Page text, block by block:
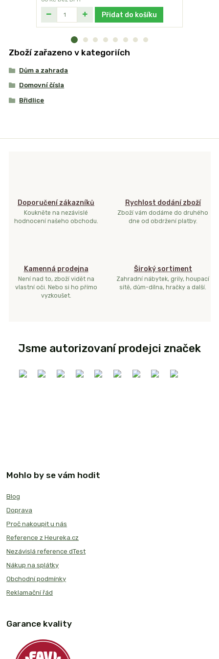
Přidat do košíku
Zboží zařazeno v kategoriích
Dům a zahrada
Domovní čísla
Břidlice
Doporučení zákazníků
Koukněte na nezávislé
hodnocení našeho obchodu.
Rychlost dodání zboží
Zboží vám dodáme do druhého
dne od obdržení platby.
Kamenná prodejna
Není nad to, zboží vidět na
vlastní oči. Nebo si ho přímo
vyzkoušet.
Široký sortiment
Zahradní nábytek, grily, houpací
sítě, dům-dílna, hračky a další.
Jsme autorizovaní prodejci značek
Mohlo by se vám hodit
Blog
Doprava
Proč nakoupit u nás
Reference z Heureka.cz
Nezávislá reference dTest
Nákup na splátky
Obchodní podmínky
Reklamační řád
Garance kvality